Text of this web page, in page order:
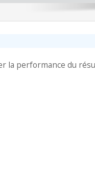
la performance du